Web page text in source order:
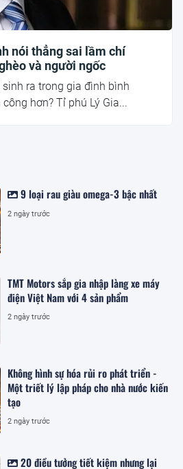
nói thẳng sai lầm chí
và người ngốc
ra trong gia đình bình
hơn? Tỉ phú Lý Gia...
9 loại rau giàu omega-3 bậc nhất
2 ngày trước
TMT Motors sắp gia nhập làng xe máy
điện Việt Nam với 4 sản phẩm
2 ngày trước
Không hình sự hóa rủi ro phát triển -
Một triết lý lập pháp cho nhà nước kiến
tạo
2 ngày trước
20 điều tưởng tiết kiệm nhưng lại